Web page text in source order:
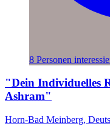
8 Personen
"Dein Individuelles
Ashram"
Horn-Bad Meinberg,